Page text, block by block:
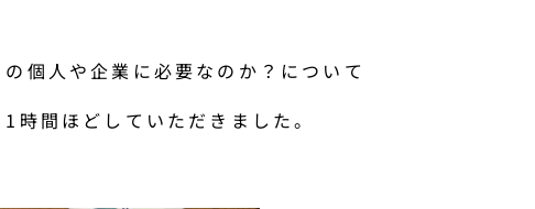
個人や企業に必要なのか？について
時間ほどしていただきました。